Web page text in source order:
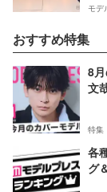
モデ
おすすめ特集
8
文
特集
各
グ